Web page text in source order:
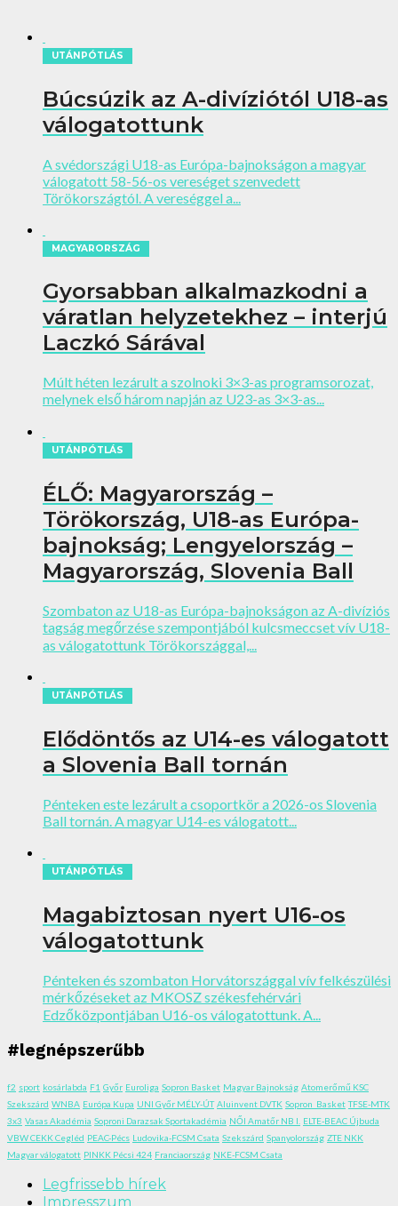
UTÁNPÓTLÁS
Búcsúzik az A-divíziótól U18-as
válogatottunk
A svédországi U18-as Európa-bajnokságon a magyar
válogatott 58-56-os vereséget szenvedett
Törökországtól. A vereséggel a...
MAGYARORSZÁG
Gyorsabban alkalmazkodni a
váratlan helyzetekhez – interjú
Laczkó Sárával
Múlt héten lezárult a szolnoki 3×3-as programsorozat,
melynek első három napján az U23-as 3×3-as...
UTÁNPÓTLÁS
ÉLŐ: Magyarország –
Törökország, U18-as Európa-
bajnokság; Lengyelország –
Magyarország, Slovenia Ball
Szombaton az U18-as Európa-bajnokságon az A-divíziós
tagság megőrzése szempontjából kulcsmeccset vív U18-
as válogatottunk Törökországgal,...
UTÁNPÓTLÁS
Elődöntős az U14-es válogatott
a Slovenia Ball tornán
Pénteken este lezárult a csoportkör a 2026-os Slovenia
Ball tornán. A magyar U14-es válogatott...
UTÁNPÓTLÁS
Magabiztosan nyert U16-os
válogatottunk
Pénteken és szombaton Horvátországgal vív felkészülési
mérkőzéseket az MKOSZ székesfehérvári
Edzőközpontjában U16-os válogatottunk. A...
#legnépszerűbb
f2 sport kosárlabda F1 Győr Euroliga Sopron Basket Magyar Bajnokság Atomerőmű KSC
Szekszárd WNBA Európa Kupa UNI Győr MÉLY-ÚT Aluinvent DVTK Sopron_Basket TFSE-MTK
3x3 Vasas Akadémia Soproni Darazsak Sportakadémia NŐI Amatőr NB I. ELTE-BEAC Újbuda
VBW CEKK Cegléd PEAC-Pécs Ludovika-FCSM Csata Szekszárd Spanyolország ZTE NKK
Magyar válogatott PINKK Pécsi 424 Franciaország NKE-FCSM Csata
Legfrissebb hírek
Impresszum